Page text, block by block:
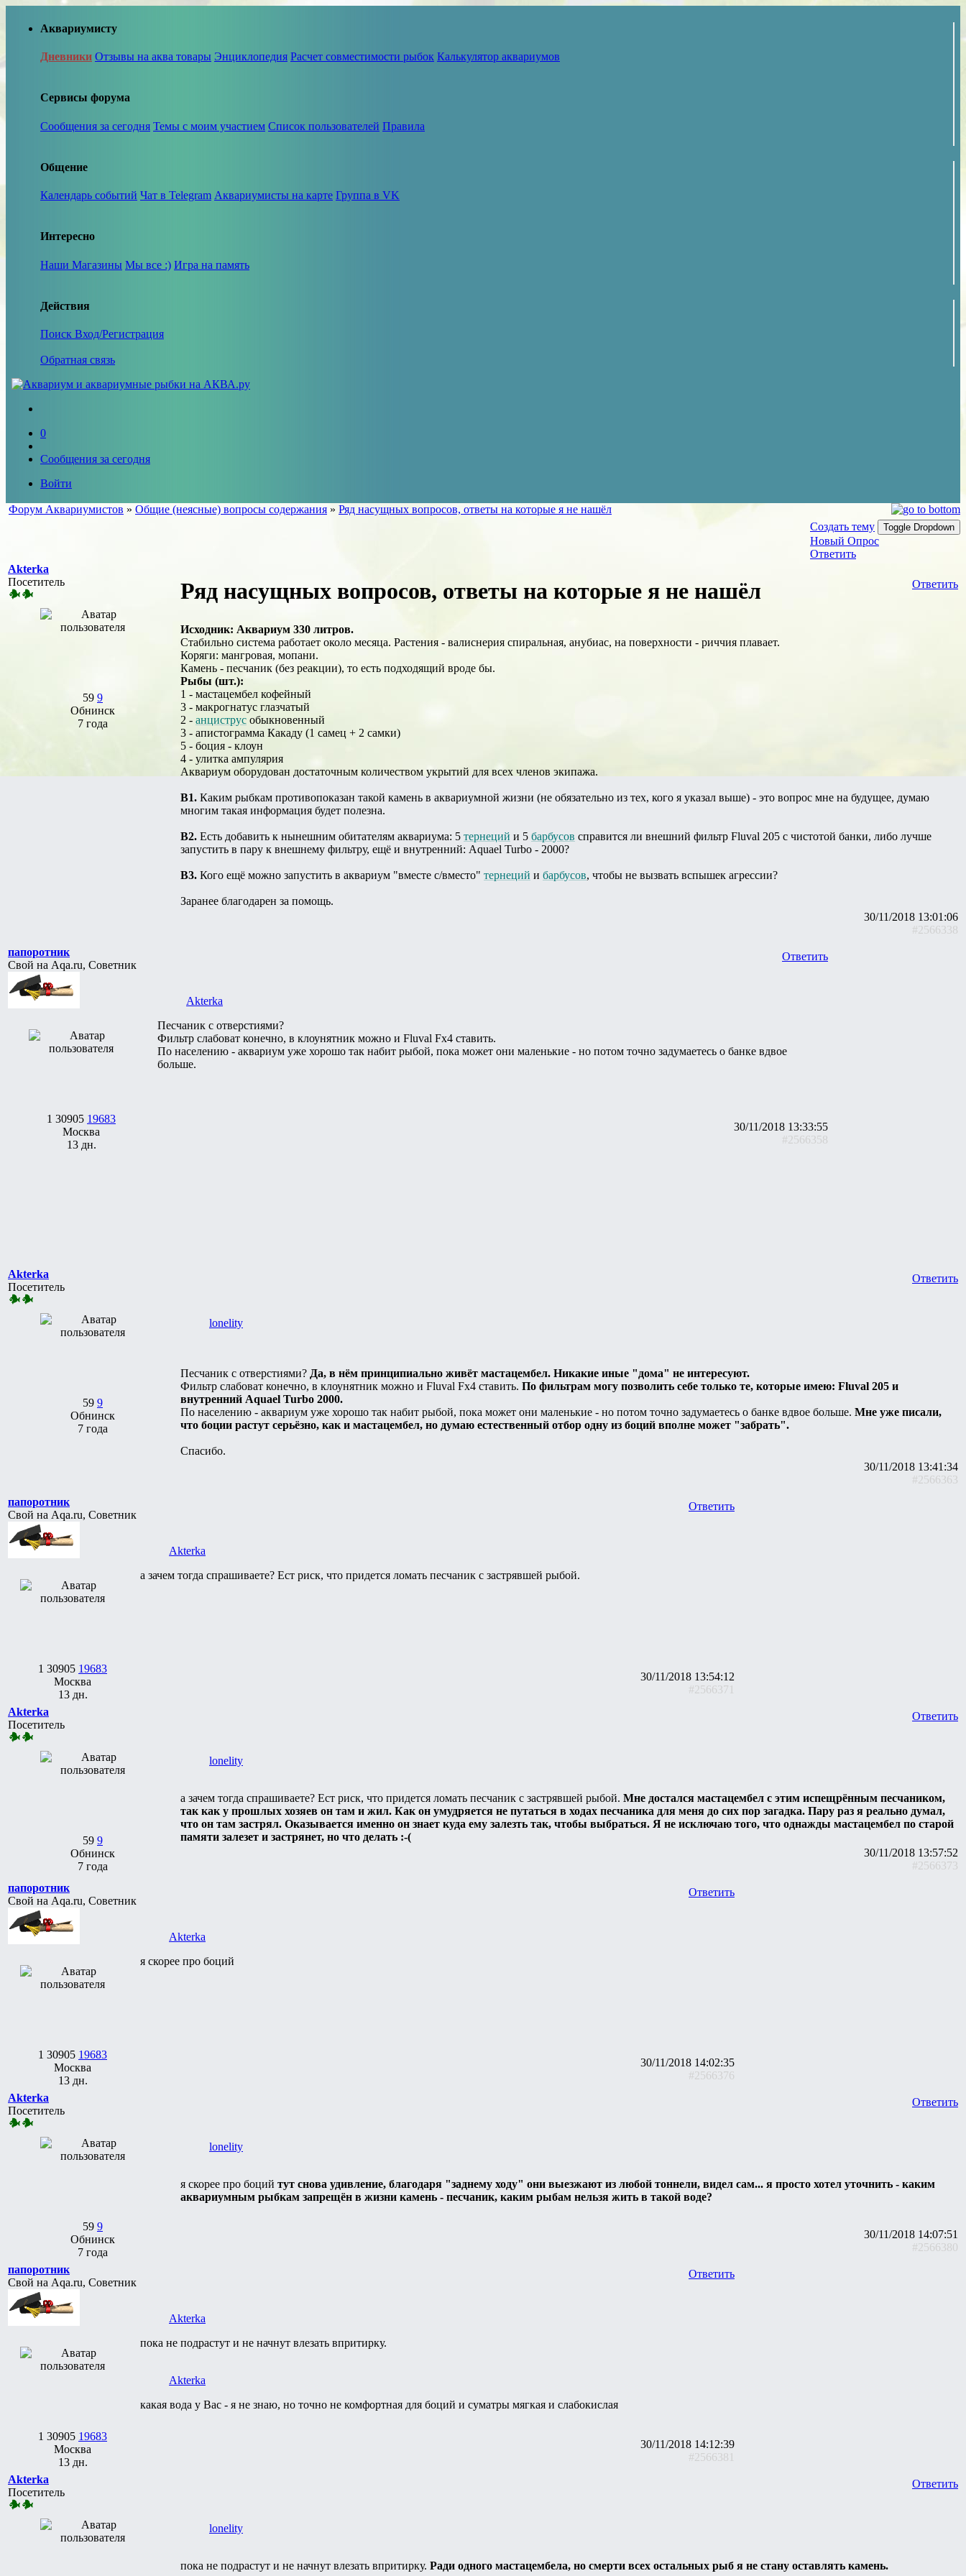
Аквариумисту
Дневники Отзывы на аква товары Энциклопедия Расчет совместимости рыбок Калькулятор аквариумов
Сервисы форума
Сообщения за сегодня Темы с моим участием Список пользователей Правила
Общение
Календарь событий Чат в Telegram Аквариумисты на карте Группа в VK
Интересно
Наши Магазины Мы все :) Игра на память
Действия
Поиск Вход/Регистрация
Обратная связь
0
Сообщения за сегодня
Войти
Форум Аквариумистов » Общие (неясные) вопросы содержания » Ряд насущных вопросов, ответы на которые я не нашёл
Создать тему
Toggle Dropdown
Новый Опрос
Ответить
Akterka
Посетитель
59 9
Обнинск
7 года
Ответить
Ряд насущных вопросов, ответы на которые я не нашёл
Исходник: Аквариум 330 литров.
Стабильно система работает около месяца. Растения - валиснерия спиральная, анубиас, на поверхности - риччия плавает.
Коряги: мангровая, мопани.
Камень - песчаник (без реакции), то есть подходящий вроде бы.
Рыбы (шт.):
1 - мастацембел кофейный
3 - макрогнатус глазчатый
2 - анциструс обыкновенный
3 - апистограмма Какаду (1 самец + 2 самки)
5 - боция - клоун
4 - улитка ампулярия
Аквариум оборудован достаточным количеством укрытий для всех членов экипажа.
В1. Каким рыбкам противопоказан такой камень в аквариумной жизни (не обязательно из тех, кого я указал выше) - это вопрос мне на будущее, думаю
многим такая информация будет полезна.
В2. Есть добавить к нынешним обитателям аквариума: 5 тернеций и 5 барбусов справится ли внешний фильтр Fluval 205 с чистотой банки, либо лучше
запустить в пару к внешнему фильтру, ещё и внутренний: Aquael Turbo - 2000?
В3. Кого ещё можно запустить в аквариум "вместе с/вместо" тернеций и барбусов, чтобы не вызвать вспышек агрессии?
Заранее благодарен за помощь.
30/11/2018 13:01:06
#2566338
папоротник
Свой на Aqa.ru, Советник
1 30905 19683
Москва
13 дн.
Ответить
Akterka
Песчаник с отверстиями?
Фильтр слабоват конечно, в клоунятник можно и Fluval Fx4 ставить.
По населению - аквариум уже хорошо так набит рыбой, пока может они маленькие - но потом точно задумаетесь о банке вдвое
больше.
30/11/2018 13:33:55
#2566358
Akterka
Посетитель
59 9
Обнинск
7 года
Ответить
lonelity
Песчаник с отверстиями? Да, в нём принципиально живёт мастацембел. Никакие иные "дома" не интересуют.
Фильтр слабоват конечно, в клоунятник можно и Fluval Fx4 ставить. По фильтрам могу позволить себе только те, которые имею: Fluval 205 и
внутренний Aquael Turbo 2000.
По населению - аквариум уже хорошо так набит рыбой, пока может они маленькие - но потом точно задумаетесь о банке вдвое больше. Мне уже писали,
что боции растут серьёзно, как и мастацембел, но думаю естественный отбор одну из боций вполне может "забрать".
Спасибо.
30/11/2018 13:41:34
#2566363
папоротник
Свой на Aqa.ru, Советник
1 30905 19683
Москва
13 дн.
Ответить
Akterka
а зачем тогда спрашиваете? Ест риск, что придется ломать песчаник с застрявшей рыбой.
30/11/2018 13:54:12
#2566371
Akterka
Посетитель
59 9
Обнинск
7 года
Ответить
lonelity
а зачем тогда спрашиваете? Ест риск, что придется ломать песчаник с застрявшей рыбой. Мне достался мастацембел с этим испещрённым песчаником,
так как у прошлых хозяев он там и жил. Как он умудряется не путаться в ходах песчаника для меня до сих пор загадка. Пару раз я реально думал,
что он там застрял. Оказывается именно он знает куда ему залезть так, чтобы выбраться. Я не исключаю того, что однажды мастацембел по старой
памяти залезет и застрянет, но что делать :-(
30/11/2018 13:57:52
#2566373
папоротник
Свой на Aqa.ru, Советник
1 30905 19683
Москва
13 дн.
Ответить
Akterka
я скорее про боций
30/11/2018 14:02:35
#2566376
Akterka
Посетитель
59 9
Обнинск
7 года
Ответить
lonelity
я скорее про боций тут снова удивление, благодаря "заднему ходу" они выезжают из любой тоннели, видел сам... я просто хотел уточнить - каким
аквариумным рыбкам запрещён в жизни камень - песчаник, каким рыбам нельзя жить в такой воде?
30/11/2018 14:07:51
#2566380
папоротник
Свой на Aqa.ru, Советник
1 30905 19683
Москва
13 дн.
Ответить
Akterka
пока не подрастут и не начнут влезать впритирку.
Akterka
какая вода у Вас - я не знаю, но точно не комфортная для боций и суматры мягкая и слабокислая
30/11/2018 14:12:39
#2566381
Akterka
Посетитель
Ответить
lonelity
пока не подрастут и не начнут влезать впритирку. Ради одного мастацембела, но смерти всех остальных рыб я не стану оставлять камень.